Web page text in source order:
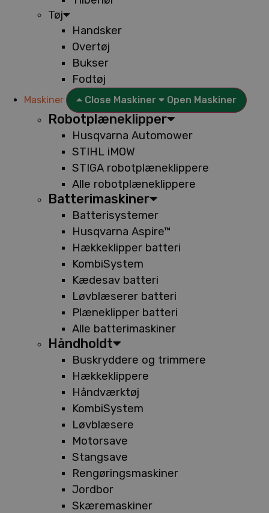
Tøj
Handsker
Overtøj
Bukser
Fodtøj
Maskiner Close Maskiner Open Maskiner
Robotplæneklipper
Husqvarna Automower
STIHL iMOW
STIGA robotplæneklippere
Alle robotplæneklippere
Batterimaskiner
Batterisystemer
Husqvarna Aspire™
Hækkeklipper batteri
KombiSystem
Kædesav batteri
Løvblæserer batteri
Plæneklipper batteri
Alle batterimaskiner
Håndholdt
Buskryddere og trimmere
Hækkeklippere
Håndværktøj
KombiSystem
Løvblæsere
Motorsave
Stangsave
Rengøringsmaskiner
Jordbor
Skæremaskiner